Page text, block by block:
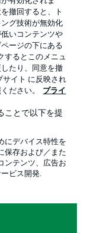
を管理する
撤回すると、ト
グ技術が無効化
いコンテンツや
ージの下にある
するとこのメニュ
たり、同意を撤
サイト に反映され
ださい。
プライ
ことで以下を提
にデバイス特性を
保存および／また
ンテンツ、広告お
ビス開発.